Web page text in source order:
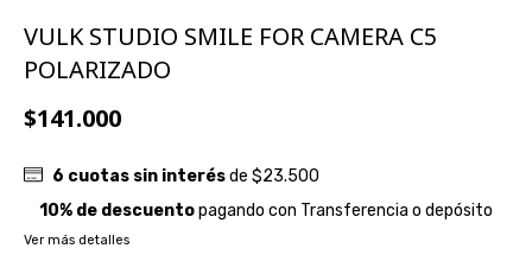
VULK STUDIO SMILE FOR CAMERA C5
POLARIZADO
$141.000
6 cuotas sin interésde $23.500
10% de descuentopagando con Transferencia o depósito
Ver más detalles